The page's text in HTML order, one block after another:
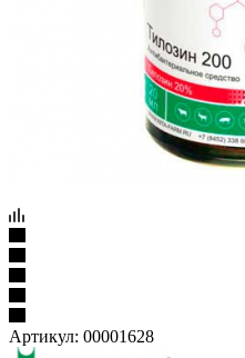
Артикул: 00001628